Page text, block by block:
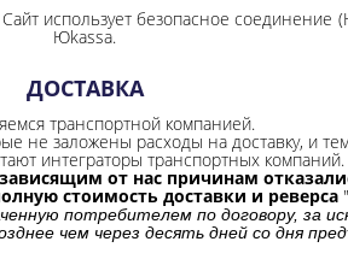
использует безопасное соединение
Юkassa.
ДОСТАВКА
транспортной компанией.
не заложены расходы на доставку, и
интеграторы транспортных компаний.
от нас причинам
стоимость доставки и реверса "
потребителем по договору, за
чем через десять дней со дня